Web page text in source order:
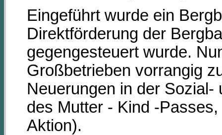
Eingeführt wurde ein
Direktförderung der
gegengesteuert wurde.
Großbetrieben vorrangig
Neuerungen in der
des Mutter - Kind -
Aktion).